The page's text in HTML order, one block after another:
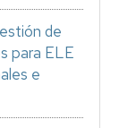
de
para ELE
e